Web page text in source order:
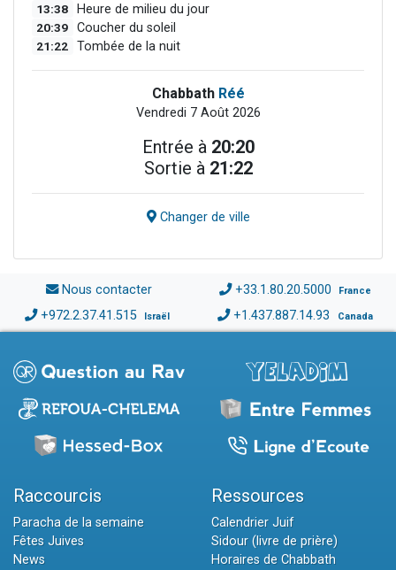
13:38 Heure de milieu du jour
20:39 Coucher du soleil
21:22 Tombée de la nuit
Chabbath Réé
Vendredi 7 Août 2026
Entrée à 20:20
Sortie à 21:22
Changer de ville
Nous contacter +33.1.80.20.5000 France
+972.2.37.41.515 Israël +1.437.887.14.93 Canada
Raccourcis
Paracha de la semaine
Fêtes Juives
News
Ressources
Calendrier Juif
Sidour (livre de prière)
Horaires de Chabbath